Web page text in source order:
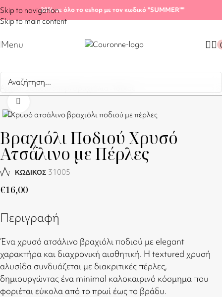
Skip to navigation
Skip to main content
-20%σε όλο το eshop με τον κωδικό "SUMMER""
Menu
Αρχική σελίδα
Βραχιόλι Ποδιού Χρυσό
Ατσάλινο με Πέρλες
ΚΩΔΙΚΟΣ 31005
€16,00
Περιγραφή
Ένα χρυσό ατσάλινο βραχιόλι ποδιού με elegant
χαρακτήρα και διαχρονική αισθητική. Η textured χρυσή
αλυσίδα συνδυάζεται με διακριτικές πέρλες,
δημιουργώντας ένα minimal καλοκαιρινό κόσμημα που
φοριέται εύκολα από το πρωί έως το βράδυ.